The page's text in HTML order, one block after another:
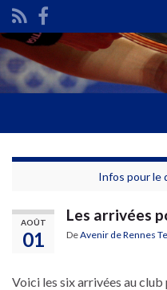
Search for:
Infos pour le
AOÛT
01
Les arrivées
DeAvenir de Rennes
Voici les six arrivées au